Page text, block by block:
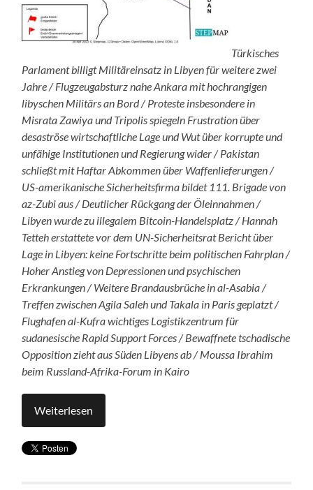
Türkisches
Parlament billigt Militäreinsatz in Libyen für weitere zwei
Jahre / Flugzeugabsturz nahe Ankara mit hochrangigen
libyschen Militärs an Bord / Proteste insbesondere in
Misrata Zawiya und Tripolis spiegeln Frustration über
desaströse wirtschaftliche Lage und Wut über korrupte und
unfähige Institutionen und Regierung wider / Pakistan
schließt mit Haftar Abkommen über Waffenlieferungen /
US-amerikanische Sicherheitsfirma bildet 111. Brigade von
az-Zubi aus / Deutlicher Rückgang der Öleinnahmen /
Libyen wurde zu illegalem Bitcoin-Handelsplatz / Hannah
Tetteh erstattete vor dem UN-Sicherheitsrat Bericht über
Lage in Libyen: keine Fortschritte beim politischen Fahrplan /
Hoher Anstieg von Depressionen und psychischen
Erkrankungen / Weitere Brandausbrüche in al-Asabia /
Treffen zwischen Agila Saleh und Takala in Paris geplatzt /
Flughafen al-Kufra wichtiges Logistikzentrum für
sudanesische Rapid Support Forces / Bewaffnete tschadische
Opposition zieht aus Süden Libyens ab / Moussa Ibrahim
beim Russland-Afrika-Forum in Kairo
Weiterlesen